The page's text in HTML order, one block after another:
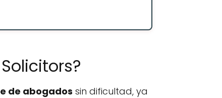
de abogados sin dificultad, ya